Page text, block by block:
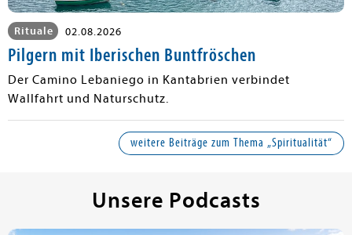
Rituale 02.08.2026
Pilgern mit Iberischen Buntfröschen
Der Camino Lebaniego in Kantabrien verbindet
Wallfahrt und Naturschutz.
weitere Beiträge zum Thema „Spiritualität“
Unsere Podcasts